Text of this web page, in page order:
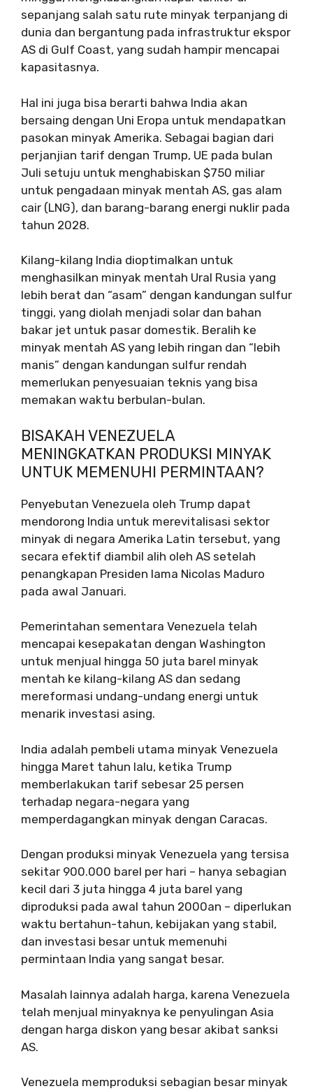
sepanjang salah satu rute minyak terpanjang di
dunia dan bergantung pada infrastruktur ekspor
AS di Gulf Coast, yang sudah hampir mencapai
kapasitasnya.
Hal ini juga bisa berarti bahwa India akan
bersaing dengan Uni Eropa untuk mendapatkan
pasokan minyak Amerika. Sebagai bagian dari
perjanjian tarif dengan Trump, UE pada bulan
Juli setuju untuk menghabiskan $750 miliar
untuk pengadaan minyak mentah AS, gas alam
cair (LNG), dan barang-barang energi nuklir pada
tahun 2028.
Kilang-kilang India dioptimalkan untuk
menghasilkan minyak mentah Ural Rusia yang
lebih berat dan “asam” dengan kandungan sulfur
tinggi, yang diolah menjadi solar dan bahan
bakar jet untuk pasar domestik. Beralih ke
minyak mentah AS yang lebih ringan dan “lebih
manis” dengan kandungan sulfur rendah
memerlukan penyesuaian teknis yang bisa
memakan waktu berbulan-bulan.
BISAKAH VENEZUELA
MENINGKATKAN PRODUKSI MINYAK
UNTUK MEMENUHI PERMINTAAN?
Penyebutan Venezuela oleh Trump dapat
mendorong India untuk merevitalisasi sektor
minyak di negara Amerika Latin tersebut, yang
secara efektif diambil alih oleh AS setelah
penangkapan Presiden lama Nicolas Maduro
pada awal Januari.
Pemerintahan sementara Venezuela telah
mencapai kesepakatan dengan Washington
untuk menjual hingga 50 juta barel minyak
mentah ke kilang-kilang AS dan sedang
mereformasi undang-undang energi untuk
menarik investasi asing.
India adalah pembeli utama minyak Venezuela
hingga Maret tahun lalu, ketika Trump
memberlakukan tarif sebesar 25 persen
terhadap negara-negara yang
memperdagangkan minyak dengan Caracas.
Dengan produksi minyak Venezuela yang tersisa
sekitar 900.000 barel per hari – hanya sebagian
kecil dari 3 juta hingga 4 juta barel yang
diproduksi pada awal tahun 2000an – diperlukan
waktu bertahun-tahun, kebijakan yang stabil,
dan investasi besar untuk memenuhi
permintaan India yang sangat besar.
Masalah lainnya adalah harga, karena Venezuela
telah menjual minyaknya ke penyulingan Asia
dengan harga diskon yang besar akibat sanksi
AS.
Venezuela memproduksi sebagian besar minyak